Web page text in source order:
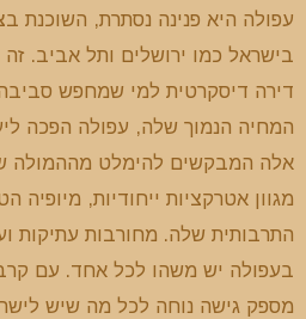
עפולה היא פנינה נסתרת, השוכנת
בישראל כמו ירושלים ותל אביב.
דירה דיסקרטית למי שמחפש
המחיה הנמוך שלה, עפולה הפכה
אלה המבקשים להימלט מההמולה
מגוון אטרקציות ייחודיות,
התרבותית שלה. מחורבות עתיקות
בעפולה יש משהו לכל אחד. עם
מספק גישה נוחה לכל מה שיש